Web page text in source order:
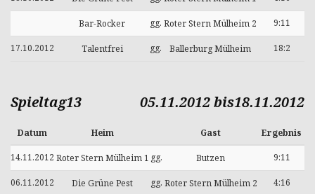
Bar-Rocker gg. Roter Stern Mülheim 2 9:11
17.10.2012 Talentfrei gg. Ballerburg Mülheim 18:2
Spieltag13 05.11.2012 bis18.11.2012
Datum Heim Gast Ergebnis
14.11.2012 Roter Stern Mülheim 1 gg. Butzen 9:11
06.11.2012 Die Grüne Pest gg. Roter Stern Mülheim 2 4:16